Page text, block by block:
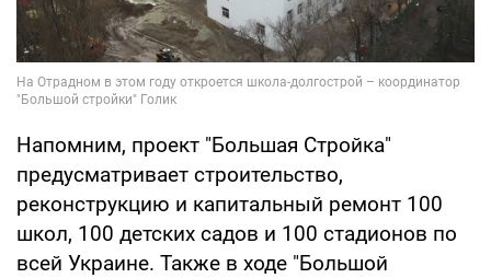
Напомним, проект "Большая Стройка"
предусматривает строительство,
реконструкцию и капитальный ремонт 100
школ, 100 детских садов и 100 стадионов по
всей Украине. Также в ходе "Большой